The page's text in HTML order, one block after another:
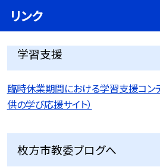
リンク
学習支援
臨時休業期間における学習支援コン
供の学び応援サイト）
枚方市教委ブログへ